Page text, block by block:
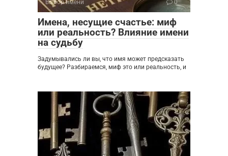
Выбор имени 0
Имена, несущие счастье: миф
или реальность? Влияние имени
на судьбу
Задумывались ли вы, что имя может предсказать
будущее? Разбираемся, миф это или реальность, и